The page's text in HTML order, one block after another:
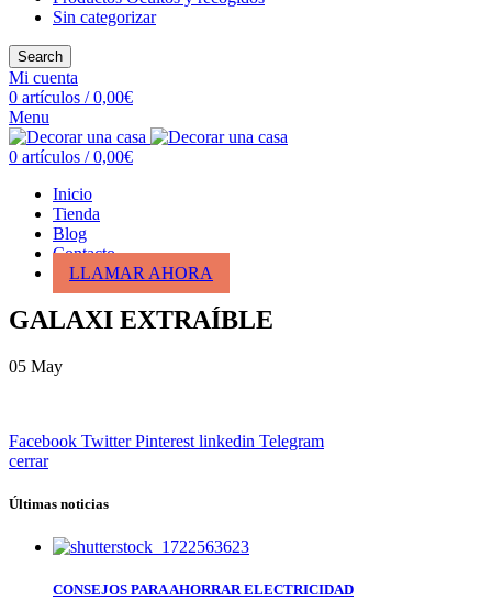
Sin categorizar
Search
Mi cuenta
0 artículos / 0,00€
Menu
0 artículos / 0,00€
Inicio
Tienda
Blog
Contacto
LLAMAR AHORA
GALAXI EXTRAÍBLE
05 May
Facebook Twitter Pinterest linkedin Telegram
cerrar
Últimas noticias
CONSEJOS PARA AHORRAR ELECTRICIDAD